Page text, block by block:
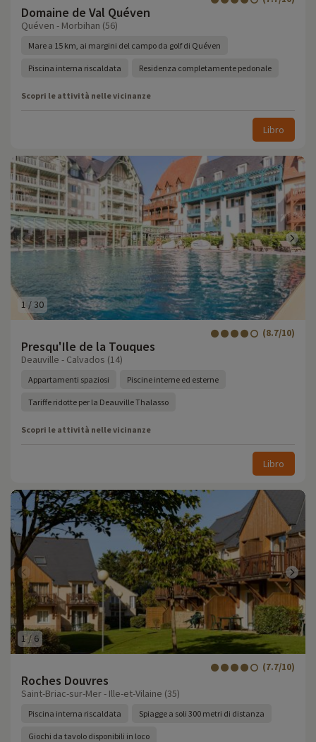
Domaine de Val Quéven
Quéven - Morbihan (56)
Mare a 15 km, ai margini del campo da golf di Quéven
Piscina interna riscaldata Residenza completamente pedonale
Scopri le attività nelle vicinanze
Libro
1 /30
Presqu'Ile de la Touques
(8.7/10)
Deauville - Calvados (14)
Appartamenti spaziosi Piscine interne ed esterne
Tariffe ridotte per la Deauville Thalasso
Scopri le attività nelle vicinanze
Libro
1/ 6
Roches Douvres
(7.7/10)
Saint-Briac-sur-Mer - Ille-et-Vilaine (35)
Piscina interna riscaldata Spiagge a soli 300 metri di distanza
Giochi da tavolo disponibili in loco